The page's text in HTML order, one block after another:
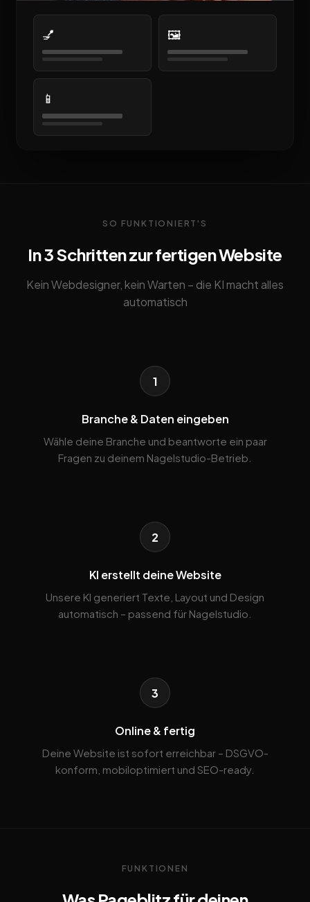
💅 🖼️
📱
SO FUNKTIONIERT'S
In 3 Schritten zur fertigen Website
Kein Webdesigner, kein Warten – die KI macht alles
automatisch
1
Branche & Daten eingeben
Wähle deine Branche und beantworte ein paar
Fragen zu deinem Nagelstudio-Betrieb.
2
KI erstellt deine Website
Unsere KI generiert Texte, Layout und Design
automatisch – passend für Nagelstudio.
3
Online & fertig
Deine Website ist sofort erreichbar – DSGVO-
konform, mobiloptimiert und SEO-ready.
FUNKTIONEN